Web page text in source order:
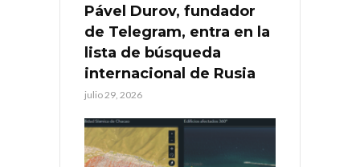
Pável Durov, fundador
de Telegram, entra en la
lista de búsqueda
internacional de Rusia
julio 29, 2026